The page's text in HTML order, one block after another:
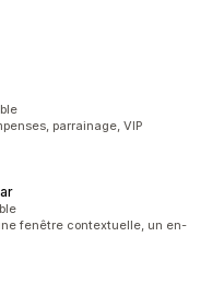
parrainage, VIP
fenêtre contextuelle, un en-